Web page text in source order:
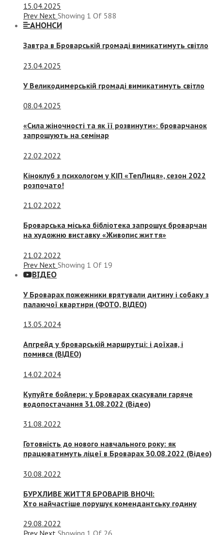
15.04.2025
Prev Next Showing 1 Of 588
АНОНСИ
Завтра в Броварській громаді вимикатимуть світло
23.04.2025
У Великодимерській громаді вимикатимуть світло
08.04.2025
«Сила жіночності та як її розвинути»: броварчанок
запрошують на семінар
22.02.2022
Кіноклуб з психологом у КІП «ТепЛиця», сезон 2022
розпочато!
21.02.2022
Броварська міська бібліотека запрошує броварчан
на художню виставку «Живопис життя»
21.02.2022
Prev Next Showing 1 Of 19
ВІДЕО
У Броварах пожежники врятували дитину і собаку з
палаючої квартири (ФОТО, ВІДЕО)
13.05.2024
Апгрейд у броварській маршрутці: і доїхав, і
помився (ВІДЕО)
14.02.2024
Купуйте бойлери: у Броварах скасували гаряче
водопостачання 31.08.2022 (Відео)
31.08.2022
Готовність до нового навчального року: як
працюватимуть ліцеї в Броварах 30.08.2022 (Відео)
30.08.2022
БУРХЛИВЕ ЖИТТЯ БРОВАРІВ ВНОЧІ:
Хто найчастіше порушує комендантську годину
29.08.2022